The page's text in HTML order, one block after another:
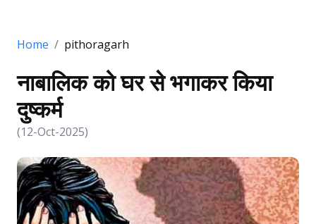
Home pithoragarh
नाबालिक को घर से भगाकर किया
दुष्कर्म
(12-Oct-2025)